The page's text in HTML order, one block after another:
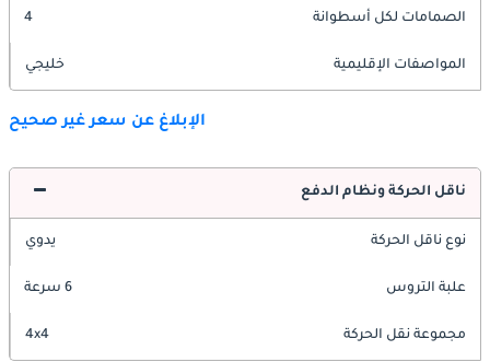
الصمامات لكل أسطوانة 4
المواصفات الإقليمية خليجي
الإبلاغ عن سعر غير صحيح
ناقل الحركة ونظام الدفع
نوع ناقل الحركة يدوي
علبة التروس 6 سرعة
مجموعة نقل الحركة 4x4